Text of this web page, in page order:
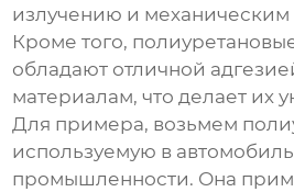
излучению и
Кроме того,
обладают отличной
материалам, что делает их
Для примера, возьмем
используемую в
промышленности. Она